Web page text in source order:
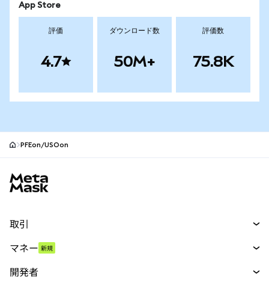
App Store
評価
4.7
ダウンロード数
50M+
評価数
75.8K
PFEon/USOon
取引
パーペチュアル
マネー 新規
開発者